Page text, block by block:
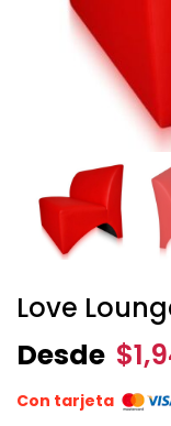
Love
Desde $
Con tarjeta